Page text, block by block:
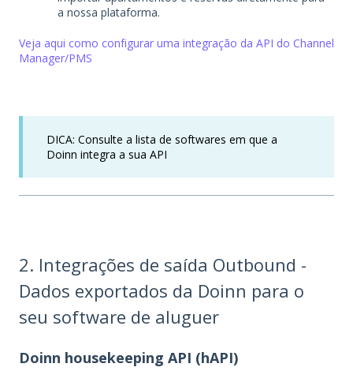
a nossa plataforma.
Veja aqui como configurar uma integração da API do Channel
Manager/PMS
DICA: Consulte a lista de softwares em que a
Doinn integra a sua API
2. Integrações de saída Outbound -
Dados exportados da Doinn para o
seu software de aluguer
Doinn housekeeping API (hAPI)